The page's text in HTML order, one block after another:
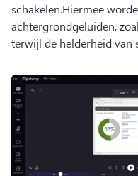
schakelen.Hiermee
achtergrondgeluiden,
terwijl de helderheid van